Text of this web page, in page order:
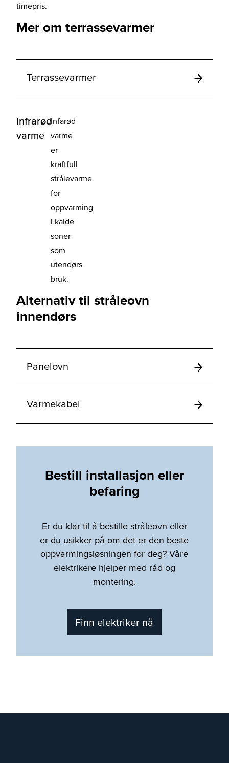
timepris.
Mer om terrassevarmer
Terrassevarmer
Infrarød
varme
Infarød
varme
er
kraftfull
strålevarme
for
oppvarming
i kalde
soner
som
utendørs
bruk.
Alternativ til stråleovn
innendørs
Panelovn
Varmekabel
Bestill installasjon eller
befaring
Er du klar til å bestille stråleovn eller
er du usikker på om det er den beste
oppvarmingsløsningen for deg? Våre
elektrikere hjelper med råd og
montering.
Finn elektriker nå